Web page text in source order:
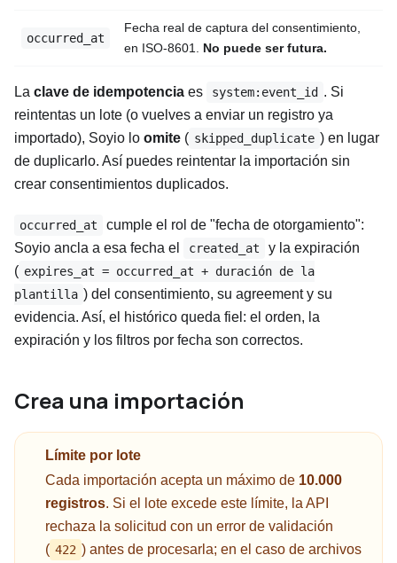
occurred_at
Fecha real de captura del consentimiento,
en ISO-8601. No puede ser futura.
La clave de idempotencia es system:event_id . Si
reintentas un lote (o vuelves a enviar un registro ya
importado), Soyio lo omite ( skipped_duplicate ) en lugar
de duplicarlo. Así puedes reintentar la importación sin
crear consentimientos duplicados.
occurred_at
cumple el rol de "fecha de otorgamiento":
Soyio ancla a esa fecha el
created_at
y la expiración
( expires_at = occurred_at + duración de la
plantilla ) del consentimiento, su agreement y su
evidencia. Así, el histórico queda fiel: el orden, la
expiración y los filtros por fecha son correctos.
Crea una importación
Límite por lote
Cada importación acepta un máximo de 10.000
registros. Si el lote excede este límite, la API
rechaza la solicitud con un error de validación
( 422 ) antes de procesarla; en el caso de archivos